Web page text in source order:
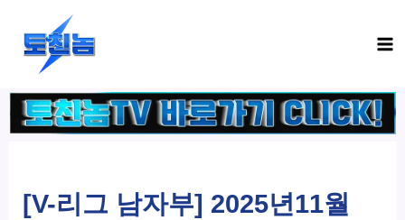
건
너
[V-리그 남자부] 2025년11월